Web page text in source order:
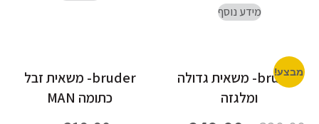
מידע נוסף
מבצע!
bruder- משאית גדולה
ומלגזה
bruder- משאית זבל
כתומה MAN